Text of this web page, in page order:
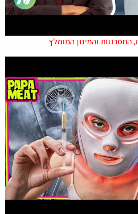
החסרונות והמינון המומלץ